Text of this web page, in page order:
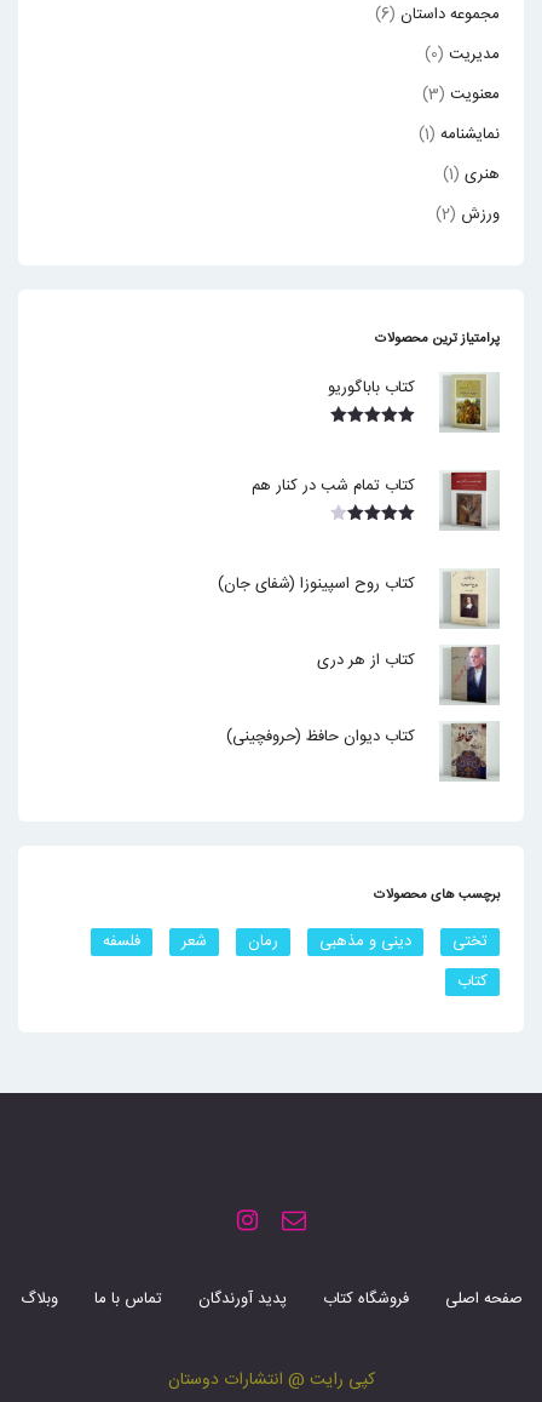
مجموعه داستان (6)
مدیریت (0)
معنویت (3)
نمایشنامه (1)
هنری (1)
ورزش (2)
پرامتیاز ترین محصولات
کتاب باباگوریو
کتاب تمام شب در کنار هم
کتاب روح اسپینوزا (شفای جان)
کتاب از هر دری
کتاب دیوان حافظ (حروفچینی)
برچسب های محصولات
تختی دینی و مذهبی رمان شعر
فلسفه
کتاب
صفحه اصلی فروشگاه کتاب پدید آورندگان تماس با ما وبلاگ
کپی رایت @ انتشارات دوستان